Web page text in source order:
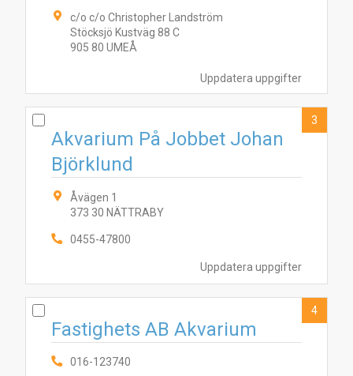
Uppdatera uppgifter
c/o c/o Christopher Landström
Stöcksjö Kustväg 88 C
905 80 UMEÅ
Uppdatera uppgifter
Akvarium På Jobbet Johan
Björklund
Åvägen 1
373 30 NÄTTRABY
0455-47800
3
Fastighets AB Akvarium
016-123740
4